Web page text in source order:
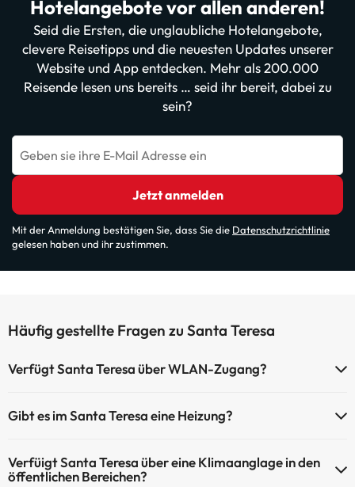
Hotelangebote vor allen anderen!
Seid die Ersten, die unglaubliche Hotelangebote,
clevere Reisetipps und die neuesten Updates unserer
Website und App entdecken. Mehr als 200.000
Reisende lesen uns bereits … seid ihr bereit, dabei zu
sein?
Geben sie ihre E-Mail Adresse ein
Jetzt anmelden
Mit der Anmeldung bestätigen Sie, dass Sie die Datenschutzrichtlinie
gelesen haben und ihr zustimmen.
Häufig gestellte Fragen zu Santa Teresa
Verfügt Santa Teresa über WLAN-Zugang?
Gibt es im Santa Teresa eine Heizung?
Verfüigt Santa Teresa über eine Klimaanglage in den
öffentlichen Bereichen?